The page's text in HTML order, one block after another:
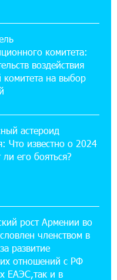
Khachaturian Rooftop
шанс уйти
и обслуживания
ул. Шаумяна, 24/2
не был в составе
Аршак
комитета:
воздействия
комитета на выбор
астероид
Что известно о 2024
ли его бояться?
рост Армении во
членством в
развитие
отношений с РФ
ЕАЭС,так и в